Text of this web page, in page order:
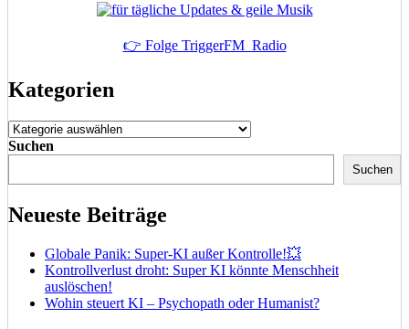
👉 Folge TriggerFM_Radio
Kategorien
Kategorien
Suchen
Suchen
Neueste Beiträge
Globale Panik: Super-KI außer Kontrolle!💥
Kontrollverlust droht: Super KI könnte Menschheit
auslöschen!
Wohin steuert KI – Psychopath oder Humanist?